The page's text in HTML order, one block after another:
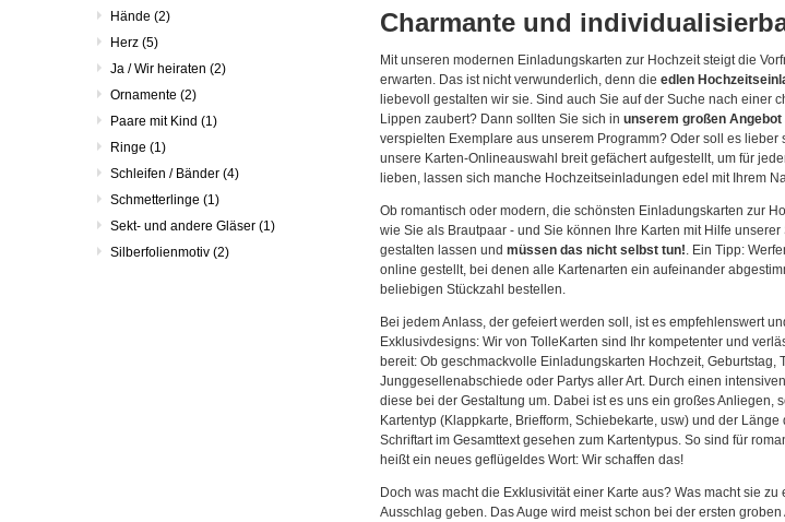
Charmante und
Mit unseren modernen Einladungskarten zur Hochzeit steigt die
erwarten. Das ist nicht verwunderlich, denn die edlen
liebevoll gestalten wir sie. Sind auch Sie auf der Suche nach
Lippen zaubert? Dann sollten Sie sich in unserem großen Angebot
verspielten Exemplare aus unserem Programm? Oder soll es
unsere Karten-Onlineauswahl breit gefächert aufgestellt, um für
lieben, lassen sich manche Hochzeitseinladungen edel mit Ihrem
Ob romantisch oder modern, die schönsten Einladungskarten zur
wie Sie als Brautpaar - und Sie können Ihre Karten mit Hilfe
gestalten lassen und müssen das nicht selbst tun!. Ein Tipp:
online gestellt, bei denen alle Kartenarten ein aufeinander
beliebigen Stückzahl bestellen.
Bei jedem Anlass, der gefeiert werden soll, ist es empfehlenswert
Exklusivdesigns: Wir von TolleKarten sind Ihr kompetenter und
bereit: Ob geschmackvolle Einladungskarten Hochzeit,
Junggesellenabschiede oder Partys aller Art. Durch einen
diese bei der Gestaltung um. Dabei ist es uns ein großes
Kartentyp (Klappkarte, Briefform, Schiebekarte, usw) und der
Schriftart im Gesamttext gesehen zum Kartentypus. So sind für
heißt ein neues geflügeldes Wort: Wir schaffen das!
Doch was macht die Exklusivität einer Karte aus? Was macht sie
Ausschlag geben. Das Auge wird meist schon bei der ersten
Hände (2)
Herz (5)
Ja / Wir heiraten (2)
Ornamente (2)
Paare mit Kind (1)
Ringe (1)
Schleifen / Bänder (4)
Schmetterlinge (1)
Sekt- und andere Gläser (1)
Silberfolienmotiv (2)